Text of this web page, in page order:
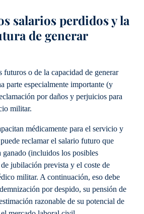
salarios perdidos y la
de generar
futuros o de la capacidad de generar
parte especialmente importante (y
por daños y perjuicios para
militar.
médicamente para el servicio y
reclamar el salario futuro que
ganado (incluidos los posibles
jubilación prevista y el coste de
militar. A continuación, eso debe
por despido, su pensión de
razonable de su potencial de